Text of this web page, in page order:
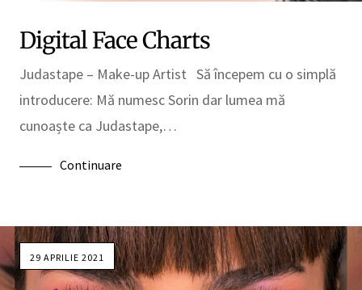
Digital Face Charts
Judastape – Make-up Artist Să începem cu o simplă
introducere: Mă numesc Sorin dar lumea mă
cunoaște ca Judastape,…
Continuare
29 APRILIE 2021